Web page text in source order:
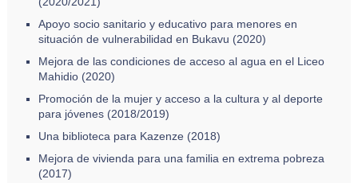
Apoyo socio sanitario y educativo para menores en
situación de vulnerabilidad en Bukavu (2020)
Mejora de las condiciones de acceso al agua en el Liceo
Mahidio (2020)
Promoción de la mujer y acceso a la cultura y al deporte
para jóvenes (2018/2019)
Una biblioteca para Kazenze (2018)
Mejora de vivienda para una familia en extrema pobreza
(2017)